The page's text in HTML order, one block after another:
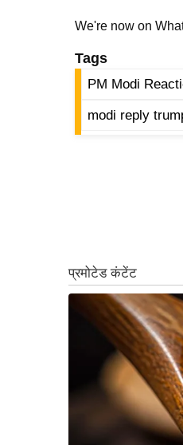
We're now on
Tags
PM Modi
modi reply